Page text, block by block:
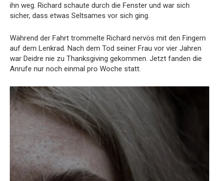
ihn weg. Richard schaute durch die Fenster und war sich
sicher, dass etwas Seltsames vor sich ging.
Während der Fahrt trommelte Richard nervös mit den Fingern
auf dem Lenkrad. Nach dem Tod seiner Frau vor vier Jahren
war Deidre nie zu Thanksgiving gekommen. Jetzt fanden die
Anrufe nur noch einmal pro Woche statt.